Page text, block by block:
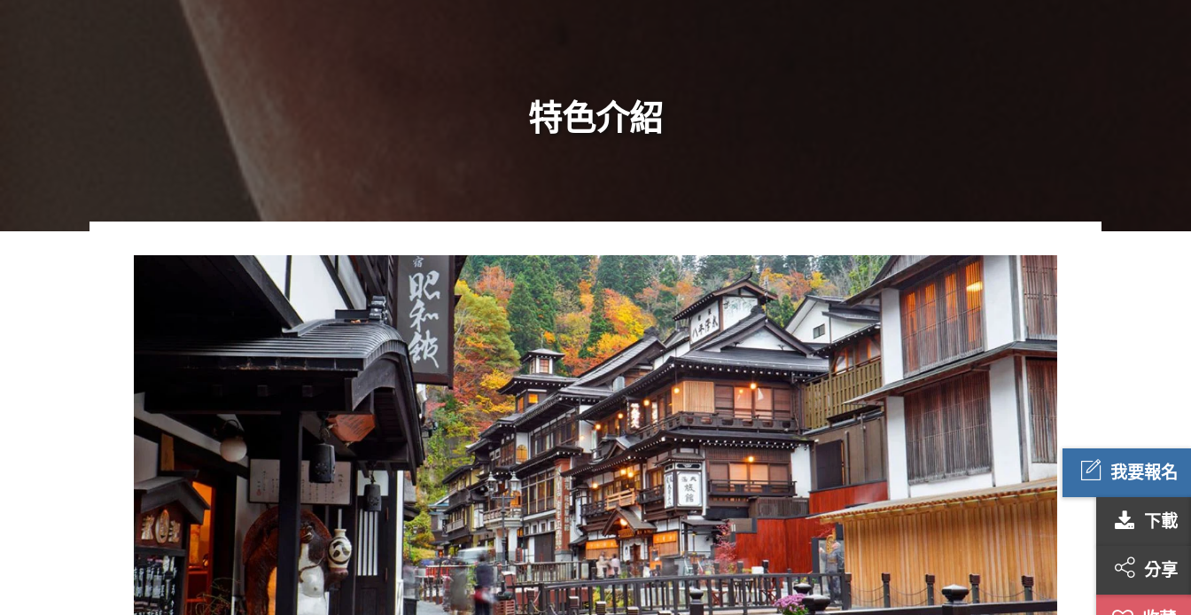
我要報名
下載
分享
特色介紹